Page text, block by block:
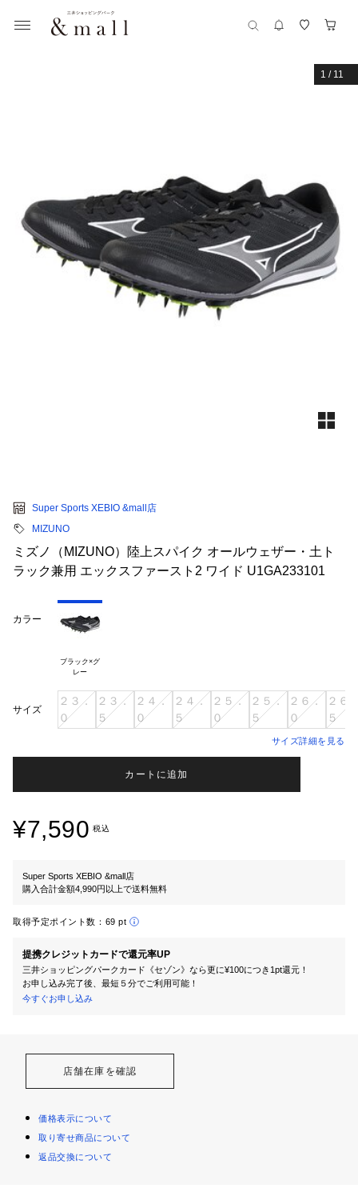
1 / 11
Super Sports XEBIO &mall店
MIZUNO
ミズノ（MIZUNO）陸上スパイク オールウェザー・土ト
ラック兼用 エックスファースト2 ワイド U1GA233101
カラー
ブラック×グ
サイズ
２３．
０
２３．
５
２４．
０
２４．
５
２５．
０
２５．
５
２６．
０
２６
５
サイズ詳細を見る
カートに追加
¥7,590 税込
Super Sports XEBIO &mall店
購入合計金額4,990円以上で送料無料
取得予定ポイント数： 69 pt
提携クレジットカードで還元率UP
三井ショッピングパークカード《セゾン》なら更に¥100につき1pt還元！
お申し込み完了後、最短５分でご利用可能！
今すぐお申し込み
店舗在庫を確認
価格表示について
取り寄せ商品について
返品交換について